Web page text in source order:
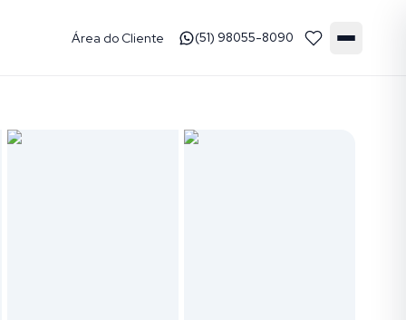
Área do Cliente (51) 98055-8090